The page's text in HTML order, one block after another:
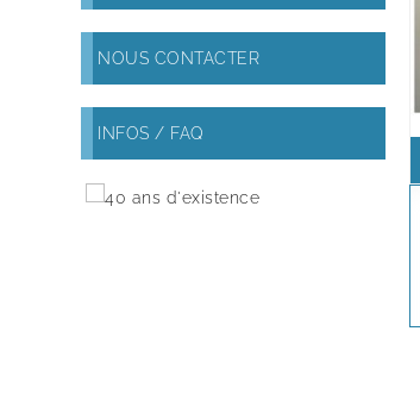
NOUS CONTACTER
INFOS / FAQ